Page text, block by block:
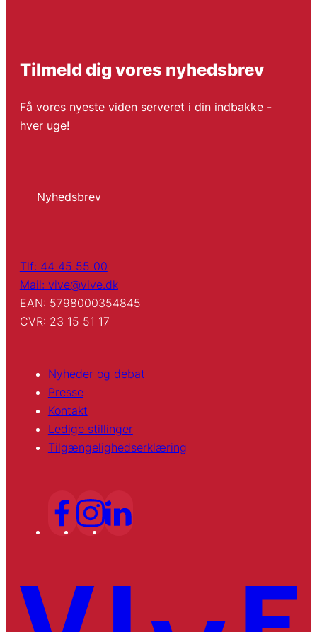
Tilmeld dig vores nyhedsbrev
Få vores nyeste viden serveret i din indbakke -
hver uge!
Nyhedsbrev
Tlf: 44 45 55 00
Mail: vive@vive.dk
EAN: 5798000354845
CVR: 23 15 51 17
Nyheder og debat
Presse
Kontakt
Ledige stillinger
Tilgængelighedserklæring